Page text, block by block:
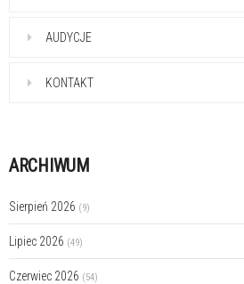
AUDYCJE
KONTAKT
ARCHIWUM
Sierpień 2026 (9)
Lipiec 2026 (49)
Czerwiec 2026 (54)